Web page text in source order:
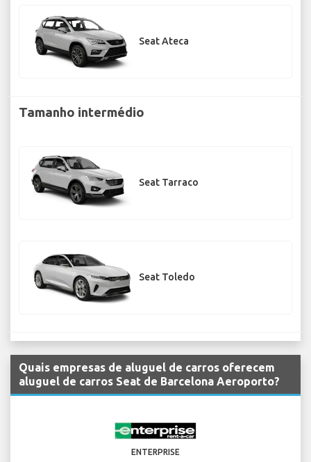
Seat Ateca
Tamanho intermédio
Seat Tarraco
Seat Toledo
Quais empresas de aluguel de carros oferecem
aluguel de carros Seat de Barcelona Aeroporto?
ENTERPRISE